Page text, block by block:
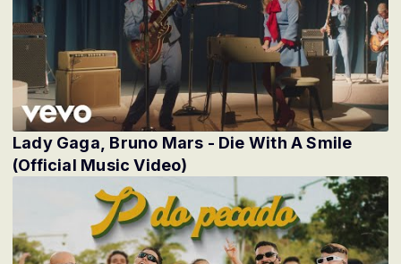
Lady Gaga, Bruno Mars - Die With A Smile
(Official Music Video)